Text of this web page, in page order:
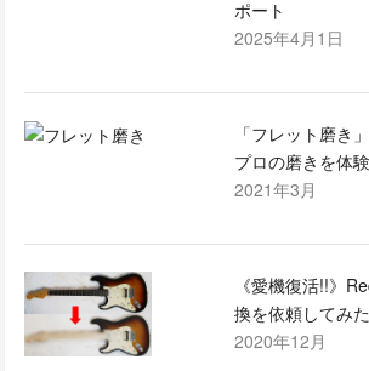
ポート
2025年4月1日
「フレット磨き
プロの磨きを体
2021年3月
《愛機復活!!》
換を依頼してみた
2020年12月